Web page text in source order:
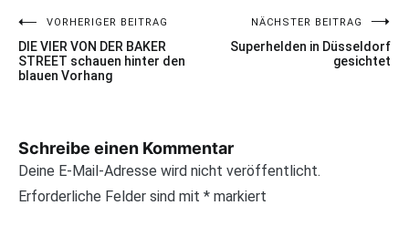
Beitragsnavigation
VORHERIGER BEITRAG
DIE VIER VON DER BAKER
STREET schauen hinter den
blauen Vorhang
NÄCHSTER BEITRAG
Superhelden in Düsseldorf
gesichtet
Schreibe einen Kommentar
Deine E-Mail-Adresse wird nicht veröffentlicht.
Erforderliche Felder sind mit * markiert